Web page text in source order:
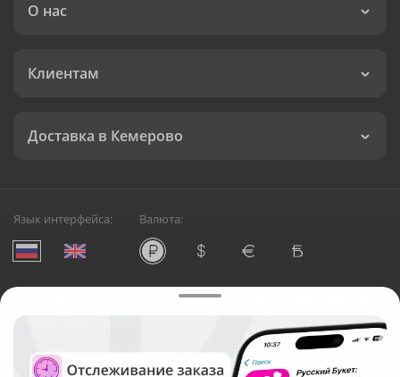
О нас
Клиентам
Доставка в Кемерово
Язык интерфейса: Валюта:
Служба круглосуточной доставки цветов в Кемерово
Русский Букет, 2026
Общество с ограниченной ответственностью «Технология»
ОГРН: 1195476081745, ИНН: 5410081997